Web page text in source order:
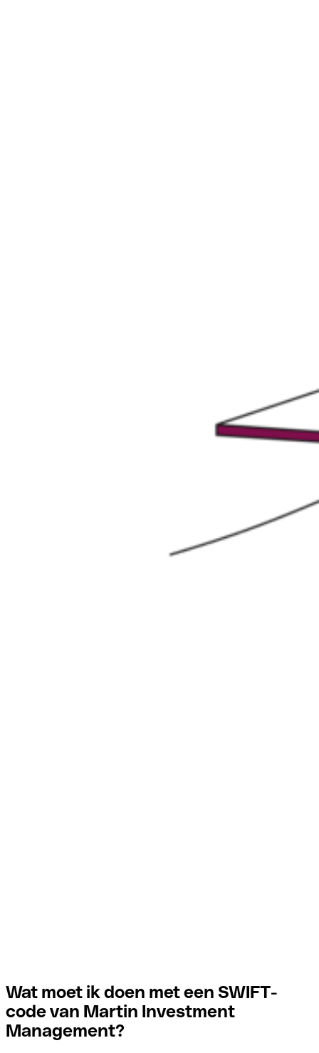
Wat moet ik doen met een SWIFT-
code van Martin Investment
Management?